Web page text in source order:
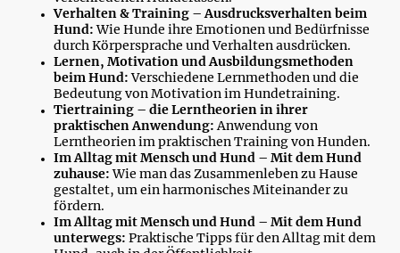
Verhalten & Training – Ausdrucksverhalten beim
Hund:Wie Hunde ihre Emotionen und Bedürfnisse
durch Körpersprache und Verhalten ausdrücken.
Lernen, Motivation und Ausbildungsmethoden
beim Hund:Verschiedene Lernmethoden und die
Bedeutung von Motivation im Hundetraining.
Tiertraining – die Lerntheorien in ihrer
praktischen Anwendung:Anwendung von
Lerntheorien im praktischen Training von Hunden.
Im Alltag mit Mensch und Hund – Mit dem Hund
zuhause:Wie man das Zusammenleben zu Hause
gestaltet, um ein harmonisches Miteinander zu
fördern.
Im Alltag mit Mensch und Hund – Mit dem Hund
unterwegs: Praktische Tipps für den Alltag mit dem